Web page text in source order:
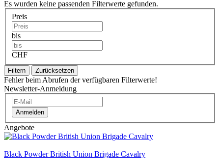
Es wurden keine passenden Filterwerte gefunden.
Preis
bis
CHF
Filtern Zurücksetzen
Fehler beim Abrufen der verfügbaren Filterwerte!
Newsletter-Anmeldung
Anmelden
Angebote
Black Powder British Union Brigade Cavalry